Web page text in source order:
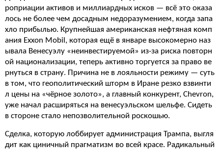
роприации активов и миллиардных исков — всё это оказа
лось не более чем досадным недоразумением, когда запа
хло прибылью. Крупнейшая американская нефтяная комп
ания Exxon Mobil, которая ещё в январе высокомерно наз
ывала Венесуэлу «неинвестируемой» из-за риска повторн
ой национализации, теперь активно торгуется за право ве
рнуться в страну. Причина не в лояльности режиму — суть
в том, что геополитический шторм в Иране резко взвинти
л цены на «чёрное золото», а главный конкурент, Chevron,
уже начал расширяться на венесуэльском шельфе. Сидеть
в стороне стало непозволительной роскошью.
Сделка, которую лоббирует администрация Трампа, выгля
дит как циничный прагматизм во всей красе. Радикальный